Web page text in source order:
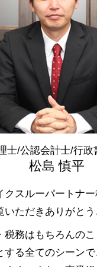
融公庫 借入申込書
法
人
マホ
契約
白色申告 違い
期限
別控除
得税
税理士
区 相談
玉県 相談
玉県 相談
央区 税理士
木県 相談
葉県 相談
城県 税理士
玉県 相談
谷区 税理士
士/公認会計士/行政
松島 慎平
クスルーパートナ
ただきありがとう
税務はもちろんの
する全てのシーン